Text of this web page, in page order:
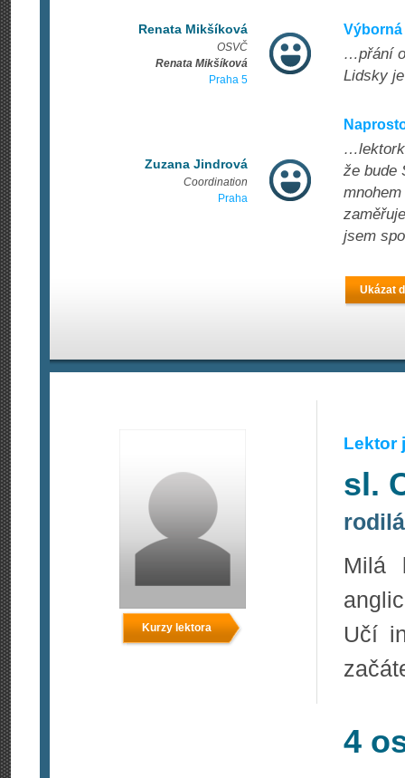
Renata Mikšíková
OSVČ
Renata Mikšíková
Praha 5
…přání
Lidsky
Zuzana Jindrová
Coordination
Praha
že bude
jsem
Ukázat
Kurzy lektora
Lektor
sl.
Milá
Učí
4